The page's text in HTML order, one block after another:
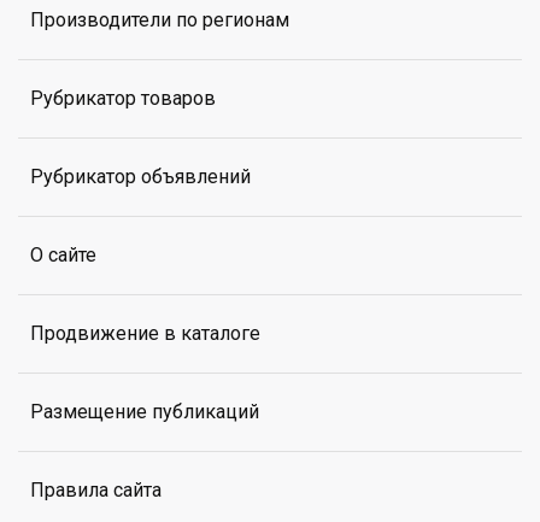
Производители по регионам
Рубрикатор товаров
Рубрикатор объявлений
О сайте
Продвижение в каталоге
Размещение публикаций
Правила сайта